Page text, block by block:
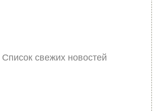
Список свежих новостей